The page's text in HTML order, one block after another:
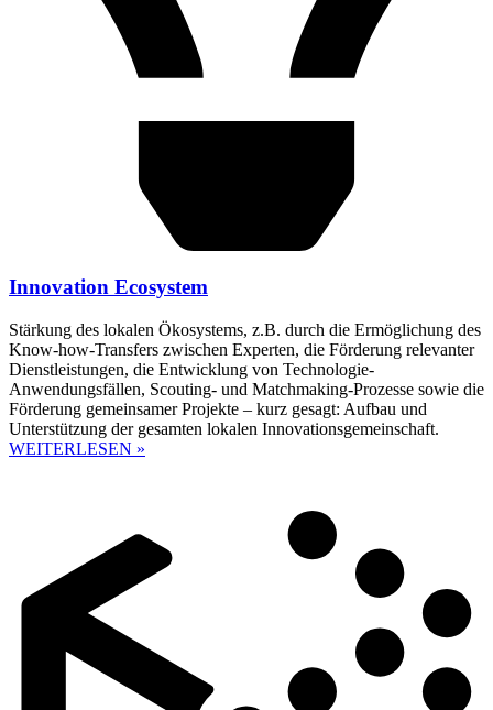
Innovation Ecosystem
Stärkung des lokalen Ökosystems, z.B. durch die Ermöglichung des
Know-how-Transfers zwischen Experten, die Förderung relevanter
Dienstleistungen, die Entwicklung von Technologie-
Anwendungsfällen, Scouting- und Matchmaking-Prozesse sowie die
Förderung gemeinsamer Projekte – kurz gesagt: Aufbau und
Unterstützung der gesamten lokalen Innovationsgemeinschaft.
WEITERLESEN »